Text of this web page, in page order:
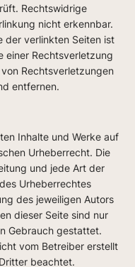
Rechtswidrige
nicht erkennbar.
der verlinkten Seiten ist
einer Rechtsverletzung
Rechtsverletzungen
entfernen.
Inhalte und Werke auf
Urheberrecht. Die
und jede Art der
Urheberrechtes
des jeweiligen Autors
dieser Seite sind nur
Gebrauch gestattet.
vom Betreiber erstellt
beachtet.